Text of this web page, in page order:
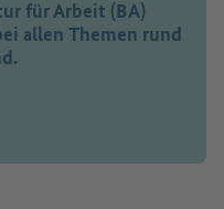
für Arbeit (BA)
allen Themen rund